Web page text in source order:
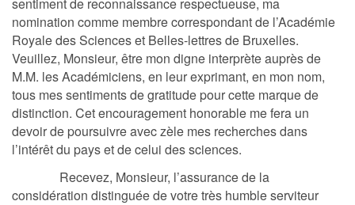
nomination comme membre correspondant de l’Académie
Royale des Sciences et Belles-lettres de Bruxelles.
Veuillez, Monsieur, être mon digne interprète auprès de
M.M. les Académiciens, en leur exprimant, en mon nom,
tous mes sentiments de gratitude pour cette marque de
distinction. Cet encouragement honorable me fera un
devoir de poursuivre avec zèle mes recherches dans
l’intérêt du pays et de celui des sciences.
Recevez, Monsieur, l’assurance de la
considération distinguée de votre très humble serviteur